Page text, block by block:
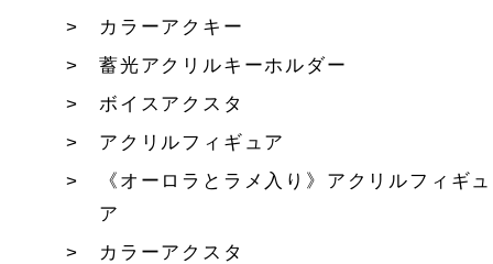
カラーアクキー
蓄光アクリルキーホルダー
ボイスアクスタ
アクリルフィギュア
《オーロラとラメ入り》アクリルフィギュ
ア
カラーアクスタ